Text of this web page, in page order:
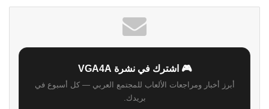
🎮 اشترك في نشرة VGA4A
أبرز أخبار ومراجعات الألعاب للمجتمع العربي — كل أسبوع في
بريدك.